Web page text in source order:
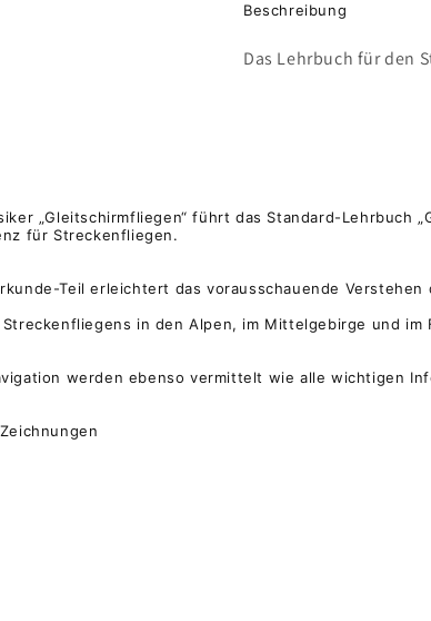
Beschreibung
Das Lehrbuch für den
„Gleitschirmfliegen“ führt das Standard-Lehrbuch
für Streckenfliegen.
Teil erleichtert das vorausschauende Verstehen
in den Alpen, im Mittelgebirge und im
werden ebenso vermittelt wie alle wichtigen